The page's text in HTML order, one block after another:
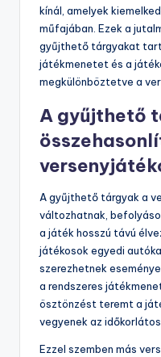
kínál, amelyek
műfajában. Ezek a
gyűjthető tárgyakat
játékmenetet és a
megkülönböztetve a
A gyűjthető
A gyűjthető tárgyak a
változhatnak,
a játék hosszú távú
játékosok egyedi
szerezhetnek
a rendszeres
ösztönzést teremt a
vegyenek az időkorlátos
Ezzel szemben más